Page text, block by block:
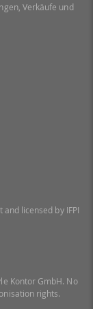
Verkäufe und
licensed by IFPI
Kontor GmbH. No
rights.